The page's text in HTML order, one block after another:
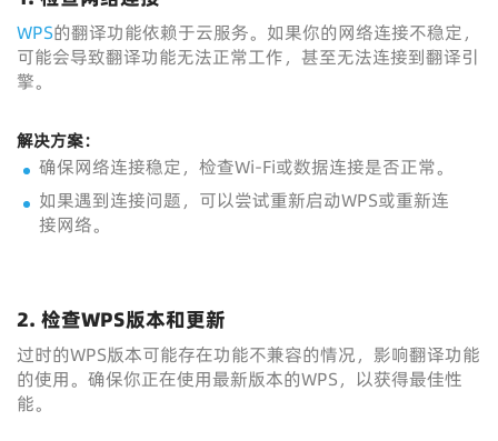
WPS的翻译功能依赖于云服务。如果你的网络连接不稳定，
可能会导致翻译功能无法正常工作，甚至无法连接到翻译引
擎。
解决方案：
确保网络连接稳定，检查Wi-Fi或数据连接是否正常。
如果遇到连接问题，可以尝试重新启动WPS或重新连
接网络。
2. 检查WPS版本和更新
过时的WPS版本可能存在功能不兼容的情况，影响翻译功能
的使用。确保你正在使用最新版本的WPS，以获得最佳性
能。